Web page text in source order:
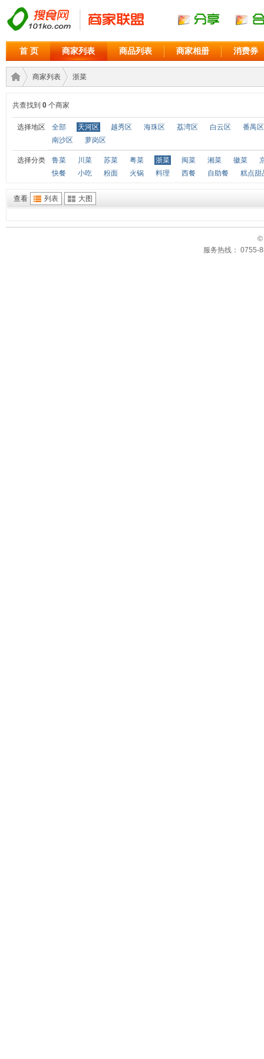
首 页 商家列表 商品列表 商家相册 消费券
商家›
商家列表
›
浙菜
共查找到 0 个商家
选择地区 全部 天河区 越秀区 海珠区 荔湾区 白云区
番禺区
南沙区
萝岗区
选择分类 鲁菜 川菜 苏菜 粤菜 浙菜 闽菜 湘菜 徽菜
快餐
小吃 粉面 火锅 料理 西餐 自助餐 糕点甜
查看 列表 大图
©
服务热线： 0755-